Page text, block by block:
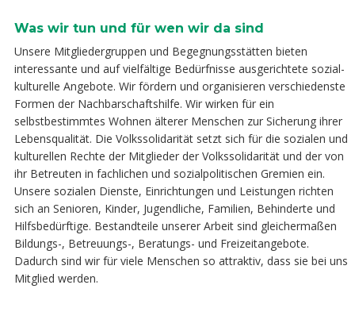
Was wir tun und für wen wir da sind
Unsere Mitgliedergruppen und Begegnungsstätten bieten
interessante und auf vielfältige Bedürfnisse ausgerichtete sozial-
kulturelle Angebote. Wir fördern und organisieren verschiedenste
Formen der Nachbarschaftshilfe. Wir wirken für ein
selbstbestimmtes Wohnen älterer Menschen zur Sicherung ihrer
Lebensqualität. Die Volkssolidarität setzt sich für die sozialen und
kulturellen Rechte der Mitglieder der Volkssolidarität und der von
ihr Betreuten in fachlichen und sozialpolitischen Gremien ein.
Unsere sozialen Dienste, Einrichtungen und Leistungen richten
sich an Senioren, Kinder, Jugendliche, Familien, Behinderte und
Hilfsbedürftige. Bestandteile unserer Arbeit sind gleichermaßen
Bildungs-, Betreuungs-, Beratungs- und Freizeitangebote.
Dadurch sind wir für viele Menschen so attraktiv, dass sie bei uns
Mitglied werden.